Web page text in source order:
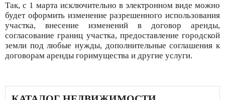
Так, с 1 марта исключительно в электронном виде можно
будет оформить изменение разрешенного использования
участка, внесение изменений в договор аренды,
согласование границ участка, предоставление городской
земли под любые нужды, дополнительные соглашения к
договорам аренды горимущества и другие услуги.